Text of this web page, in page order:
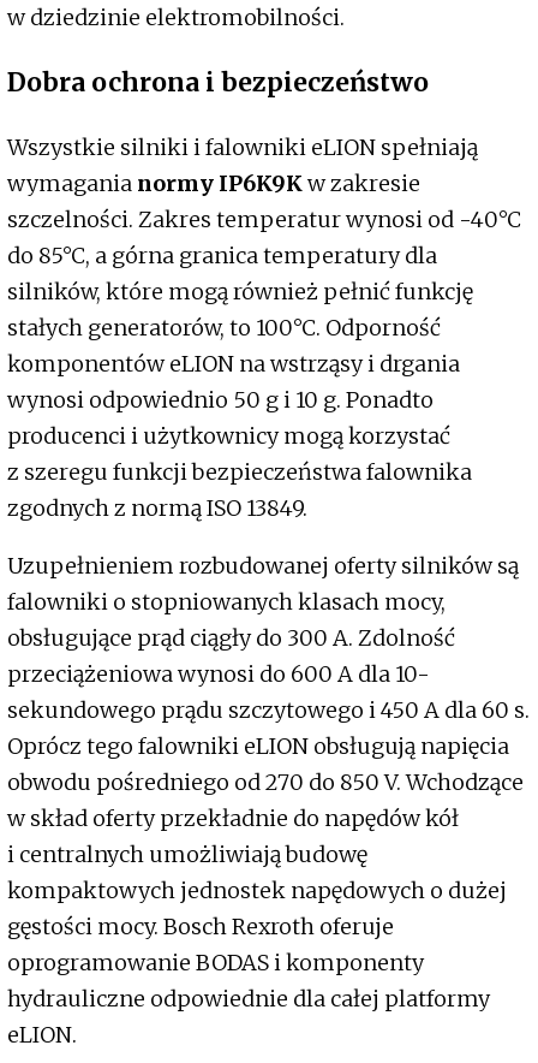
w dziedzinie elektromobilności.
Dobra ochrona i bezpieczeństwo
Wszystkie silniki i falowniki eLION spełniają
wymagania normy IP6K9Kw zakresie
szczelności. Zakres temperatur wynosi od -40°C
do 85°C, a górna granica temperatury dla
silników, które mogą również pełnić funkcję
stałych generatorów, to 100°C. Odporność
komponentów eLION na wstrząsy i drgania
wynosi odpowiednio 50 g i 10 g. Ponadto
producenci i użytkownicy mogą korzystać
z szeregu funkcji bezpieczeństwa falownika
zgodnych z normą ISO 13849.
Uzupełnieniem rozbudowanej oferty silników są
falowniki o stopniowanych klasach mocy,
obsługujące prąd ciągły do 300 A. Zdolność
przeciążeniowa wynosi do 600 A dla 10-
sekundowego prądu szczytowego i 450 A dla 60 s.
Oprócz tego falowniki eLION obsługują napięcia
obwodu pośredniego od 270 do 850 V. Wchodzące
w skład oferty przekładnie do napędów kół
i centralnych umożliwiają budowę
kompaktowych jednostek napędowych o dużej
gęstości mocy. Bosch Rexroth oferuje
oprogramowanie BODAS i komponenty
hydrauliczne odpowiednie dla całej platformy
eLION.